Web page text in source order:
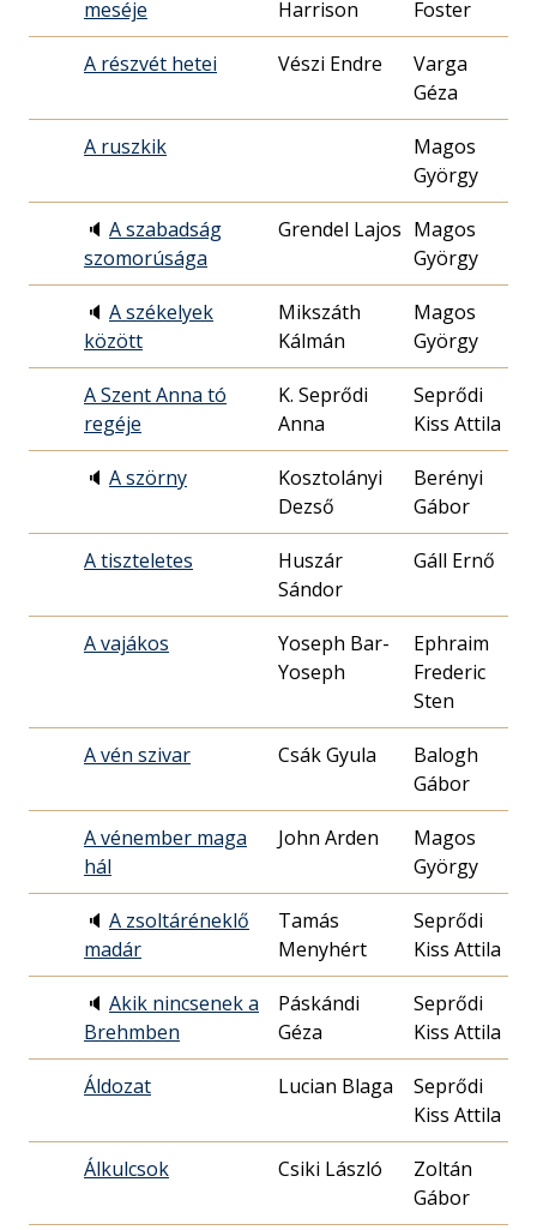
meséje
Harrison
Foster
A részvét hetei Vészi Endre
Varga
Géza
A ruszkik
Magos
György
🔈 A szabadság
szomorúsága
Grendel Lajos Magos
György
🔈 A székelyek
között
Mikszáth
Kálmán
Magos
György
A Szent Anna tó
regéje
K. Seprődi
Anna
Seprődi
Kiss Attila
🔈 A szörny
Kosztolányi
Dezső
Berényi
Gábor
A tiszteletes
Huszár
Sándor
Gáll Ernő
A vajákos
Yoseph Bar-
Yoseph
Ephraim
Frederic
Sten
A vén szivar Csák Gyula
Balogh
Gábor
A vénember maga
hál
John Arden
Magos
György
🔈 A zsoltáréneklő
madár
Tamás
Menyhért
Seprődi
Kiss Attila
🔈 Akik nincsenek a
Brehmben
Páskándi
Géza
Seprődi
Kiss Attila
Áldozat Lucian Blaga
Seprődi
Kiss Attila
Álkulcsok Csiki László
Zoltán
Gábor